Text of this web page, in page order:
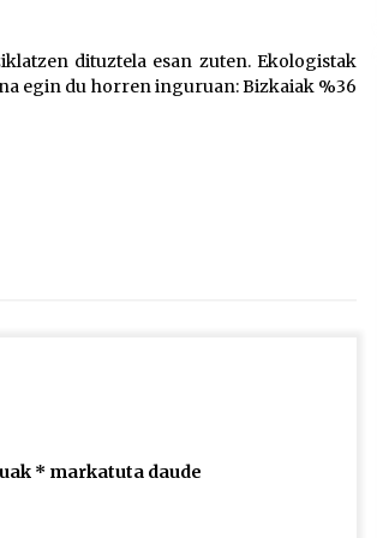
Larunbatean Plentziako Itsas
dituztela esan zuten. Ekologistak
egin du horren inguruan: Bizkaiak %36
* markatuta daude